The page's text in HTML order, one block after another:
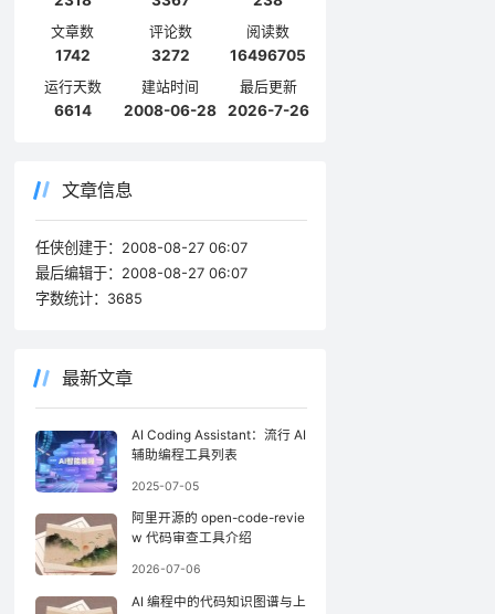
文章数
1742
评论数
3272
阅读数
16496705
运行天数
6614
建站时间
2008-06-28
最后更新
2026-7-26
文章信息
任侠创建于： 2008-08-27 06:07
最后编辑于： 2008-08-27 06:07
字数统计： 3685
最新文章
AI Coding Assistant：流行 AI
辅助编程工具列表
2025-07-05
阿里开源的 open-code-revie
w 代码审查工具介绍
2026-07-06
AI 编程中的代码知识图谱与上